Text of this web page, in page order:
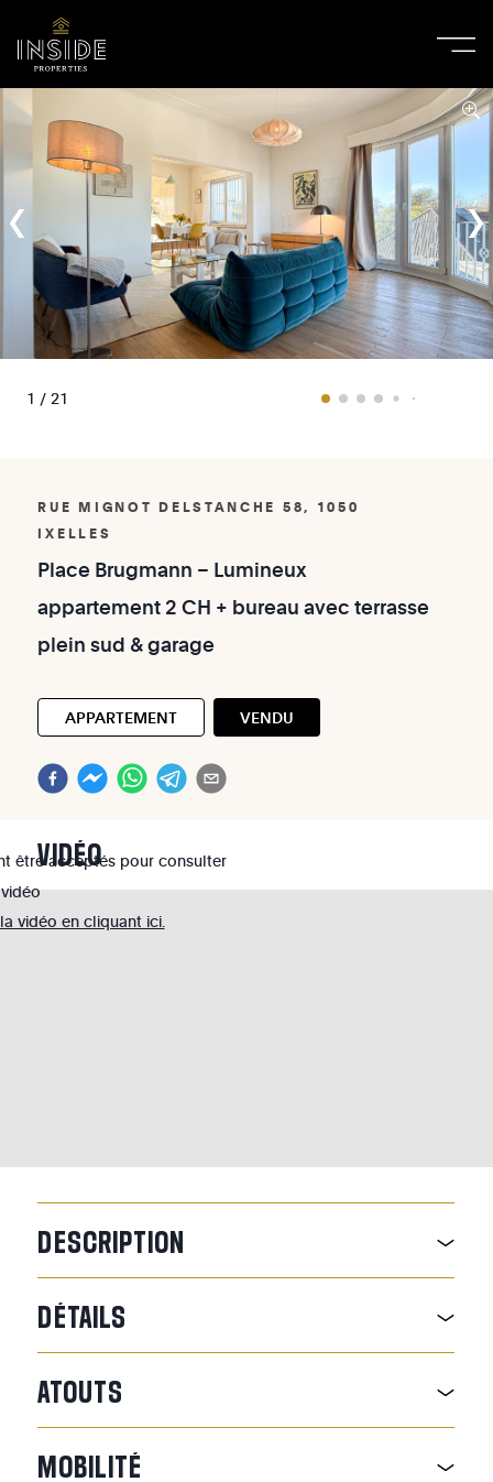
1 / 21
RUE MIGNOT DELSTANCHE 58, 1050
IXELLES
Place Brugmann – Lumineux
appartement 2CH + bureauavecterrasse
pleinsud &garage
APPARTEMENT VENDU
VIDÉO
être acceptés pour consulter
vidéo en cliquant ici.
DESCRIPTION
DÉTAILS
ATOUTS
MOBILITÉ